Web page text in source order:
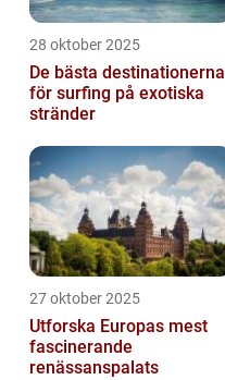
28 oktober 2025
De bästa destinationerna
för surfing på exotiska
stränder
27 oktober 2025
Utforska Europas mest
fascinerande
renässanspalats